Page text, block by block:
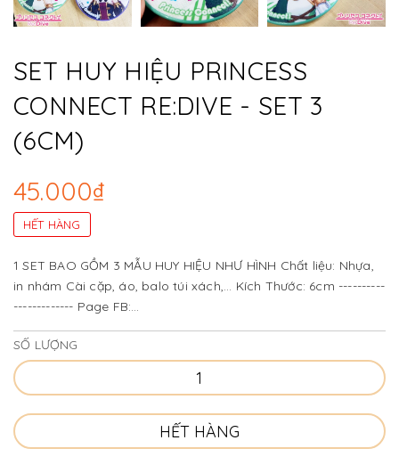
SET HUY HIỆU PRINCESS
CONNECT RE:DIVE - SET 3
(6CM)
45.000₫
HẾT HÀNG
1 SET BAO GỒM 3 MẪU HUY HIỆU NHƯ HÌNH Chất liệu: Nhựa,
in nhám Cài cặp, áo, balo túi xách,... Kích Thước: 6cm ----------
------------- Page FB:
https://www.facebook.com/Panpan.HCM/ FREESHIP COD từ
250k trở lên (chính sách...
SỐ LƯỢNG
HẾT HÀNG